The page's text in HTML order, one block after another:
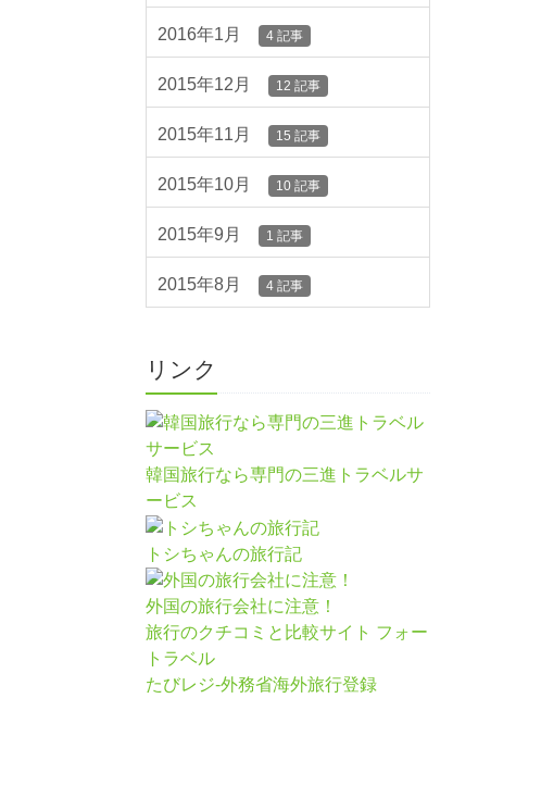
2016年1月 4 記事
2015年12月 12 記事
2015年11月 15 記事
2015年10月 10 記事
2015年9月 1 記事
2015年8月 4 記事
リンク
韓国旅行なら専門の三進トラベルサ
ービス
トシちゃんの旅行記
外国の旅行会社に注意！
旅行のクチコミと比較サイト フォー
トラベル
たびレジ-外務省海外旅行登録